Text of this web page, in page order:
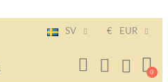
SV € EUR